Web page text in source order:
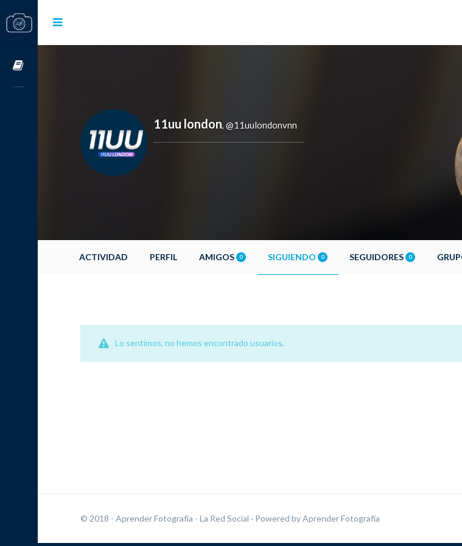
11uu london, @11uulondonvnn
ACTIVIDAD PERFIL AMIGOS 0 SIGUIENDO 0 SEGUIDORES 0
Lo sentimos, no hemos encontrado usuarios.
© 2018 - Aprender Fotografía - La Red Social · Powered byAprender Fotografía